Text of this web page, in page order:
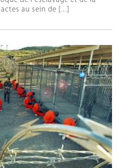
au sein de [...]